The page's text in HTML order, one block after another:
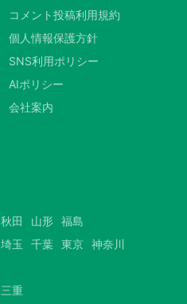
コメント投稿利用規約
個人情報保護方針
SNS利用ポリシー
AIポリシー
会社案内
秋田 山形 福島
埼玉 千葉 東京 神奈川
三重